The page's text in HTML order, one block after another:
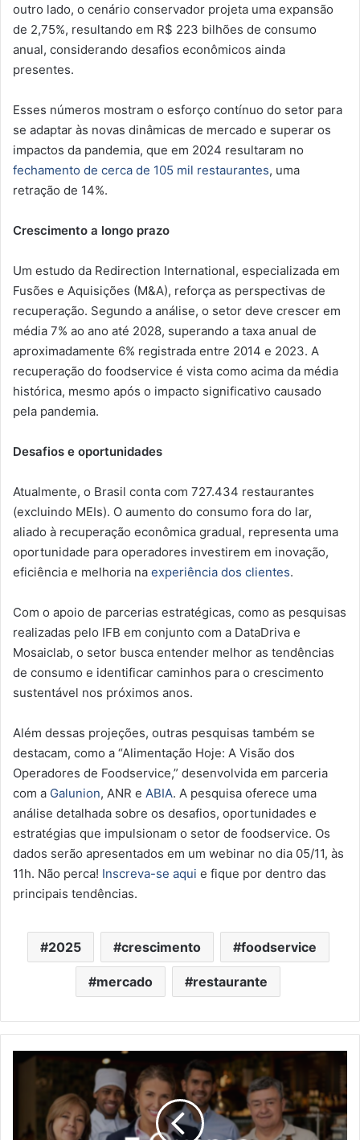
outro lado, o cenário conservador projeta uma expansão
de 2,75%, resultando em R$ 223 bilhões de consumo
anual, considerando desafios econômicos ainda
presentes.
Esses números mostram o esforço contínuo do setor para
se adaptar às novas dinâmicas de mercado e superar os
impactos da pandemia, que em 2024 resultaram no
fechamento de cerca de 105 mil restaurantes, uma
retração de 14%.
Crescimento a longo prazo
Um estudo da Redirection International, especializada em
Fusões e Aquisições (M&A), reforça as perspectivas de
recuperação. Segundo a análise, o setor deve crescer em
média 7% ao ano até 2028, superando a taxa anual de
aproximadamente 6% registrada entre 2014 e 2023. A
recuperação do foodservice é vista como acima da média
histórica, mesmo após o impacto significativo causado
pela pandemia.
Desafios e oportunidades
Atualmente, o Brasil conta com 727.434 restaurantes
(excluindo MEIs). O aumento do consumo fora do lar,
aliado à recuperação econômica gradual, representa uma
oportunidade para operadores investirem em inovação,
eficiência e melhoria na experiência dos clientes.
Com o apoio de parcerias estratégicas, como as pesquisas
realizadas pelo IFB em conjunto com a DataDriva e
Mosaiclab, o setor busca entender melhor as tendências
de consumo e identificar caminhos para o crescimento
sustentável nos próximos anos.
Além dessas projeções, outras pesquisas também se
destacam, como a “Alimentação Hoje: A Visão dos
Operadores de Foodservice,” desenvolvida em parceria
com a Galunion, ANR e ABIA. A pesquisa oferece uma
análise detalhada sobre os desafios, oportunidades e
estratégias que impulsionam o setor de foodservice. Os
dados serão apresentados em um webinar no dia 05/11, às
11h. Não perca! Inscreva-se aqui e fique por dentro das
principais tendências.
2025 crescimento foodservice
mercado restaurante
Um
demanda
atualizações